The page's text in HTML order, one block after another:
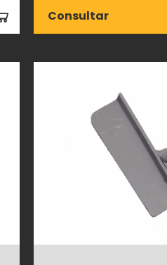
Consultar